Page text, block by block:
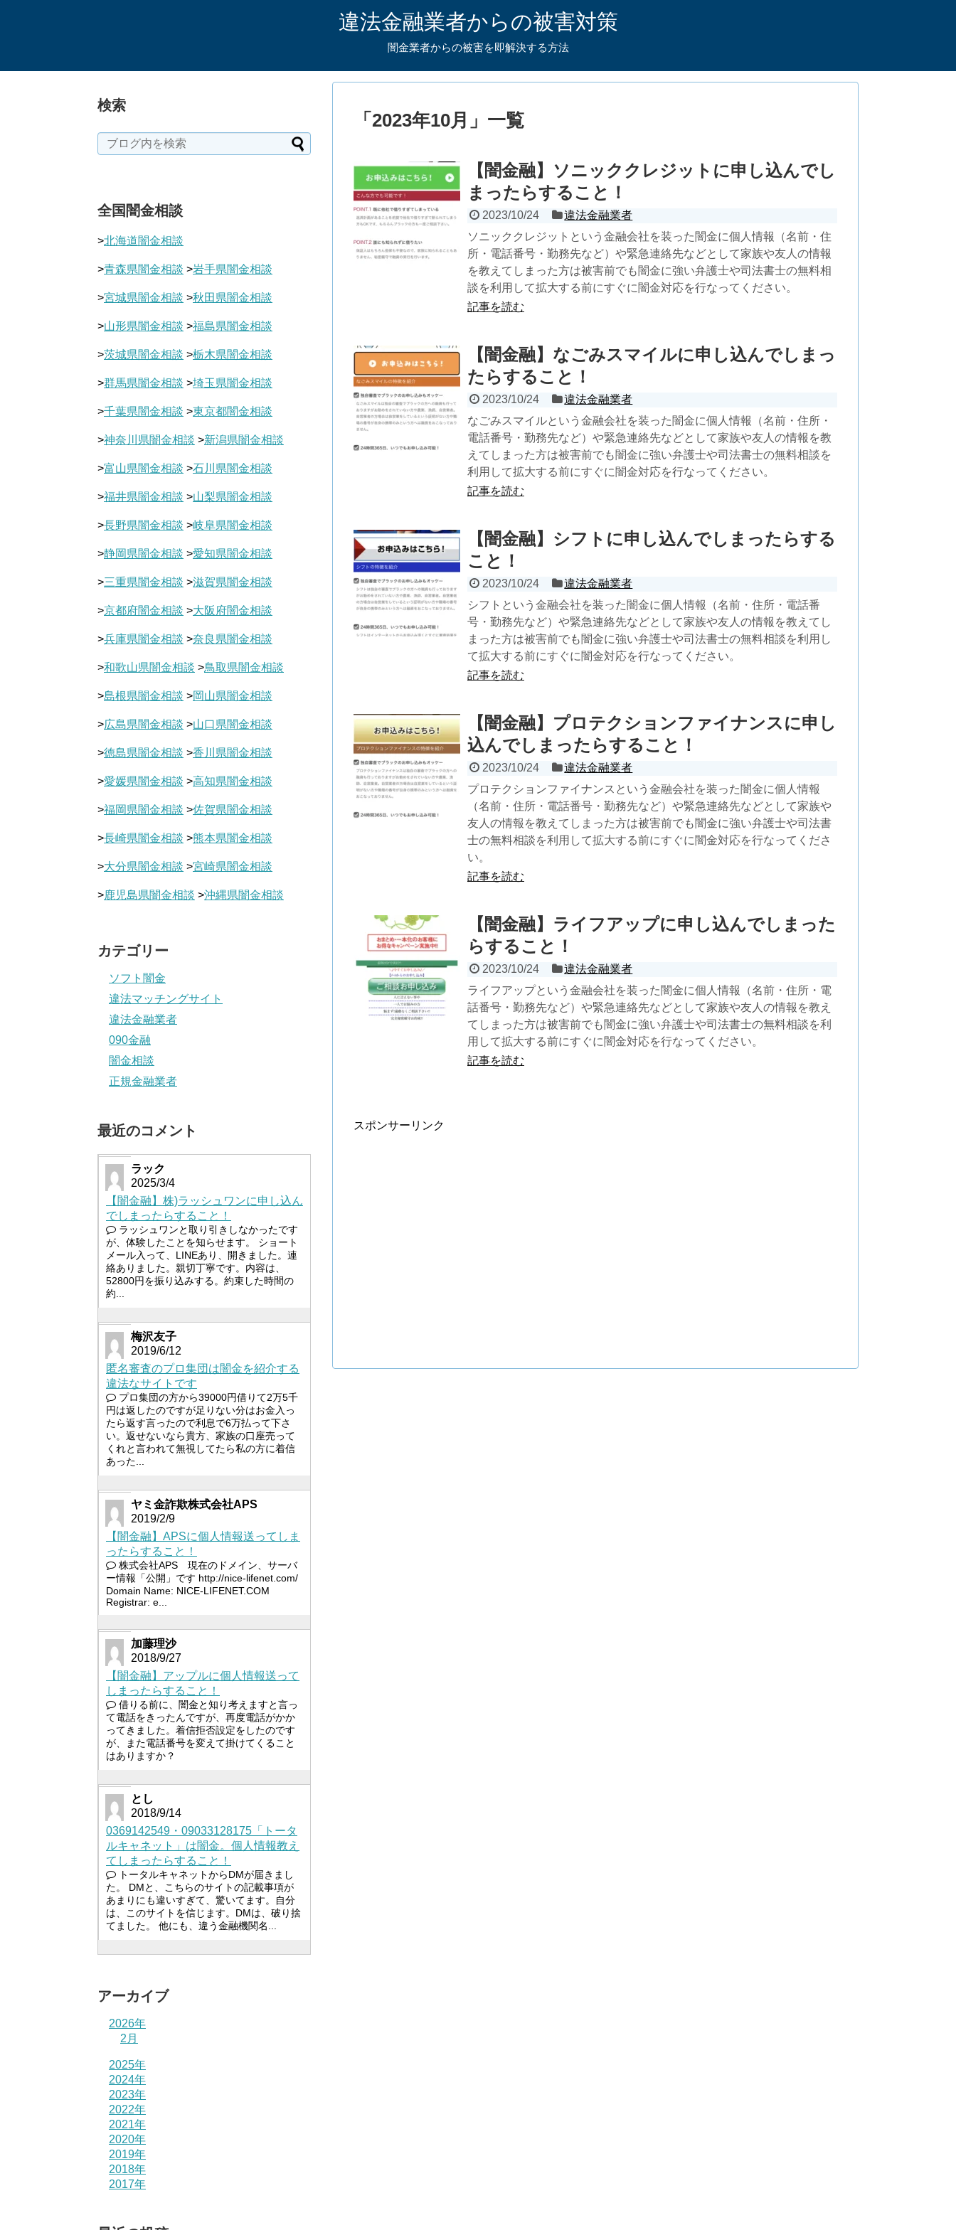
違法金融業者からの被害対策
闇金業者からの被害を即解決する方法
「 2023年10月 」 一覧
【闇金融】ソニッククレジットに申し込んでし
まったらすること！
2023/10/24
違法金融業者
ソニッククレジットという金融会社を装った闇金に個人情報（名前・住
所・電話番号・勤務先など）や緊急連絡先などとして家族や友人の情報
を教えてしまった方は被害前でも闇金に強い弁護士や司法書士の無料相
談を利用して拡大する前にすぐに闇金対応を行なってください。
記事を読む
【闇金融】なごみスマイルに申し込んでしまっ
たらすること！
2023/10/24
違法金融業者
なごみスマイルという金融会社を装った闇金に個人情報（名前・住所・
電話番号・勤務先など）や緊急連絡先などとして家族や友人の情報を教
えてしまった方は被害前でも闇金に強い弁護士や司法書士の無料相談を
利用して拡大する前にすぐに闇金対応を行なってください。
記事を読む
【闇金融】シフトに申し込んでしまったらする
こと！
2023/10/24
違法金融業者
シフトという金融会社を装った闇金に個人情報（名前・住所・電話番
号・勤務先など）や緊急連絡先などとして家族や友人の情報を教えてし
まった方は被害前でも闇金に強い弁護士や司法書士の無料相談を利用し
て拡大する前にすぐに闇金対応を行なってください。
記事を読む
【闇金融】プロテクションファイナンスに申し
込んでしまったらすること！
2023/10/24
違法金融業者
プロテクションファイナンスという金融会社を装った闇金に個人情報
（名前・住所・電話番号・勤務先など）や緊急連絡先などとして家族や
友人の情報を教えてしまった方は被害前でも闇金に強い弁護士や司法書
士の無料相談を利用して拡大する前にすぐに闇金対応を行なってくださ
い。
記事を読む
【闇金融】ライフアップに申し込んでしまった
らすること！
2023/10/24
違法金融業者
ライフアップという金融会社を装った闇金に個人情報（名前・住所・電
話番号・勤務先など）や緊急連絡先などとして家族や友人の情報を教え
てしまった方は被害前でも闇金に強い弁護士や司法書士の無料相談を利
用して拡大する前にすぐに闇金対応を行なってください。
記事を読む
スポンサーリンク
検索
全国闇金相談
>北海道闇金相談
>青森県闇金相談 >岩手県闇金相談
>宮城県闇金相談 >秋田県闇金相談
>山形県闇金相談 >福島県闇金相談
>茨城県闇金相談 >栃木県闇金相談
>群馬県闇金相談 >埼玉県闇金相談
>千葉県闇金相談 >東京都闇金相談
>神奈川県闇金相談 >新潟県闇金相談
>富山県闇金相談 >石川県闇金相談
>福井県闇金相談 >山梨県闇金相談
>長野県闇金相談 >岐阜県闇金相談
>静岡県闇金相談 >愛知県闇金相談
>三重県闇金相談 >滋賀県闇金相談
>京都府闇金相談 >大阪府闇金相談
>兵庫県闇金相談 >奈良県闇金相談
>和歌山県闇金相談 >鳥取県闇金相談
>島根県闇金相談 >岡山県闇金相談
>広島県闇金相談 >山口県闇金相談
>徳島県闇金相談 >香川県闇金相談
>愛媛県闇金相談 >高知県闇金相談
>福岡県闇金相談 >佐賀県闇金相談
>長崎県闇金相談 >熊本県闇金相談
>大分県闇金相談 >宮崎県闇金相談
>鹿児島県闇金相談 >沖縄県闇金相談
カテゴリー
ソフト闇金
違法マッチングサイト
違法金融業者
090金融
闇金相談
正規金融業者
最近のコメント
ラック
2025/3/4
【闇金融】株)ラッシュワンに申し込ん
でしまったらすること！
ラッシュワンと取り引きしなかったです
が、体験したことを知らせます。 ショート
メール入って、LINEあり、開きました。連
絡ありました。親切丁寧です。内容は、
52800円を振り込みする。約束した時間の
約...
梅沢友子
2019/6/12
匿名審査のプロ集団は闇金を紹介する
違法なサイトです
プロ集団の方から39000円借りて2万5千
円は返したのですが足りない分はお金入っ
たら返す言ったので利息で6万払って下さ
い。返せないなら貴方、家族の口座売って
くれと言われて無視してたら私の方に着信
あった...
ヤミ金詐欺株式会社APS
2019/2/9
【闇金融】APSに個人情報送ってしま
ったらすること！
株式会社APS 現在のドメイン、サーバ
ー情報「公開」です http://nice-lifenet.com/
Domain Name: NICE-LIFENET.COM
Registrar: e...
加藤理沙
2018/9/27
【闇金融】アップルに個人情報送って
しまったらすること！
借りる前に、闇金と知り考えますと言っ
て電話をきったんですが、再度電話がかか
ってきました。着信拒否設定をしたのです
が、また電話番号を変えて掛けてくること
はありますか？
とし
2018/9/14
0369142549・09033128175「トータ
ルキャネット」は闇金。個人情報教え
てしまったらすること！
トータルキャネットからDMが届きまし
た。 DMと、こちらのサイトの記載事項が
あまりにも違いすぎて、驚いてます。自分
は、このサイトを信じます。DMは、破り捨
てました。 他にも、違う金融機関名...
アーカイブ
2026年
2月
2025年
2024年
2023年
2022年
2021年
2020年
2019年
2018年
2017年